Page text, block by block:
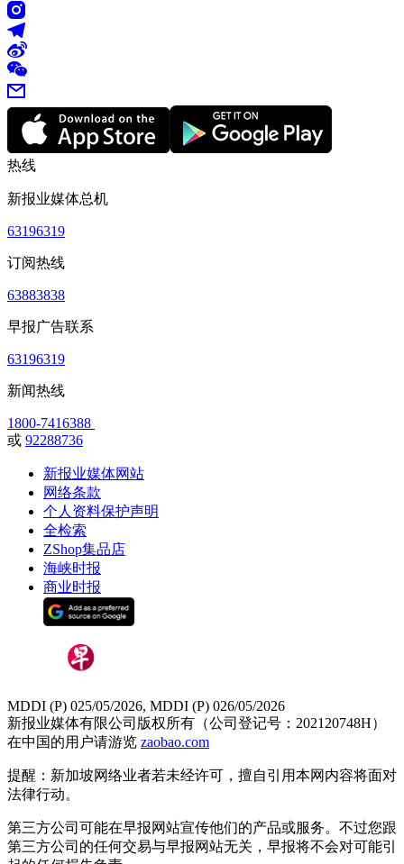
热线
新报业媒体总机
63196319
订阅热线
63883838
早报广告联系
63196319
新闻热线
1800-7416388
或 92288736
新报业媒体网站
网络条款
个人资料保护声明
全检索
ZShop集品店
海峡时报
商业时报
MDDI (P) 025/05/2026, MDDI (P) 026/05/2026
新报业媒体有限公司版权所有（公司登记号：202120748H）
在中国的用户请游览 zaobao.com
提醒：新加坡网络业者若未经许可，擅自引用本网内容将面对
法律行动。
第三方公司可能在早报网站宣传他们的产品或服务。不过您跟
第三方公司的任何交易与早报网站无关，早报将不会对可能引